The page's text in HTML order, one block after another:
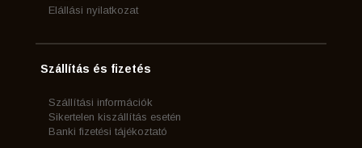
Elállási nyilatkozat
Szállítás és fizetés
Szállítási információk
Sikertelen kiszállítás esetén
Banki fizetési tájékoztató